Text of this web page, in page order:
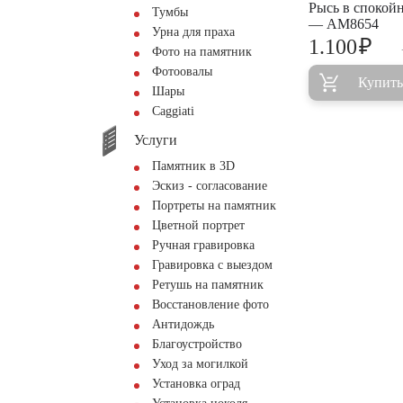
Тумбы
Урна для праха
Фото на памятник
Фотоовалы
Шары
Сaggiati
Услуги
Памятник в 3D
Эскиз - согласование
Портреты на памятник
Цветной портрет
Ручная гравировка
Гравировка с выездом
Ретушь на памятник
Восстановление фото
Антидождь
Благоустройство
Уход за могилкой
Установка оград
Рысь в
— AM8654
1.100₽
Купить